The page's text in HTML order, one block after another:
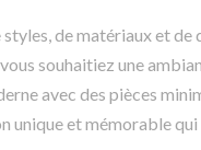
de matériaux et de
souhaitiez une
avec des pièces
unique et mémorable qui